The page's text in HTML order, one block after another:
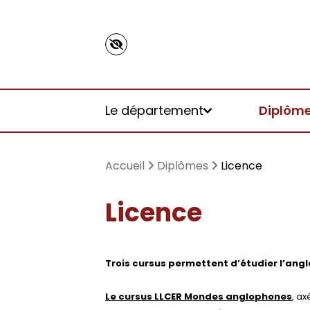
Le département
Présentation
Informations pratiques
Licence
Masters
DEPA en ligne
Pour étudiant.e.s en LLCE
Pour étudiant.e.s d’autres
CLES
TOEFL/TOEIC
ERASMUS
MICEFA
Accueil Diplômes Licence
Licence
Trois cursus permettent d’étudier
Le cursus LLCER Mondes anglophones,